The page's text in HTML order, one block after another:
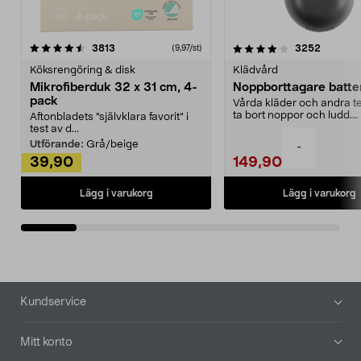
-
3813 (9,97/st)
Köksrengöring & disk
Mikrofiberduk 32 x 31 cm, 4-
pack
Aftonbladets "självklara favorit” i
test av d...
Utförande: Grå/beige
39,90
Lägg i varukorg
4.0av 5 stjärnor 3252
Klädvård
Noppborttagare
Vårda kläder och andra
ta bort noppor och ludd.
149,90
Lägg i varukorg
4.5av 5 stjärnor
Sidfot
Kundservice
Mitt konto